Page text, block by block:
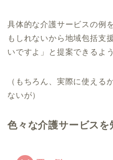
具体的な介護サービスの例
もしれないから地域包括支
いですよ」と提案できるよ
（もちろん、実際に使える
ないが）
色々な介護サービスを